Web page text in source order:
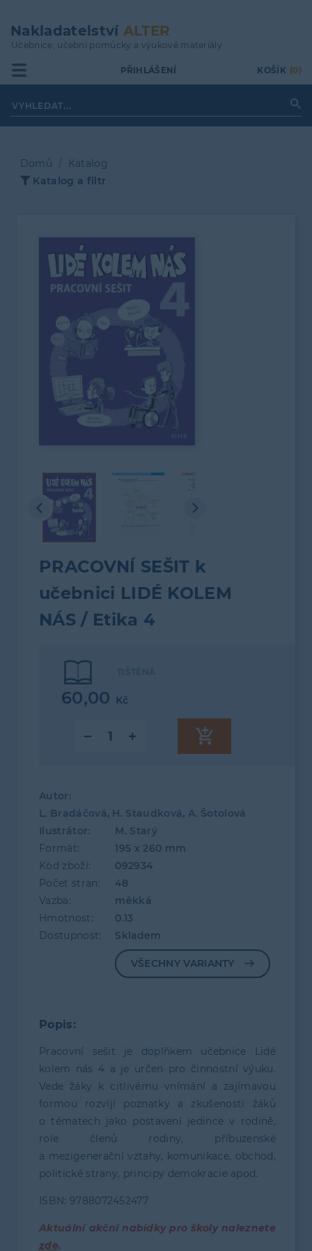
hlavnímu
obsahu
Nakladatelství ALTER
Učebnice, učební pomůcky a výukové materiály
PŘIHLÁŠENÍ KOŠÍK (0)
Drobečková
Domů
Katalog
Katalog a filtr
PRACOVNÍ SEŠIT k
učebnici LIDÉ KOLEM
NÁS / Etika 4
60,00 Kč
Autor:
L. Bradáčová, H. Staudková, A. Šotolová
Ilustrátor:
M. Starý
Formát:
195 x 260 mm
Kód zboží:
092934
Počet stran:
48
Vazba:
měkká
Hmotnost:
0.13
Dostupnost:
Skladem
VŠECHNY VARIANTY
Popis:
Pracovní sešit je doplňkem učebnice Lidé
kolem nás 4 a je určen pro činnostní výuku.
Vede žáky k citlivému vnímání a zajímavou
formou rozvíjí poznatky a zkušenosti žáků
o tématech jako postavení jedince v rodině,
role členů rodiny, příbuzenské
a mezigenerační vztahy, komunikace, obchod,
politické strany, principy demokracie apod.
ISBN: 9788072452477
Aktuální akční nabídky pro školy naleznete
zde.